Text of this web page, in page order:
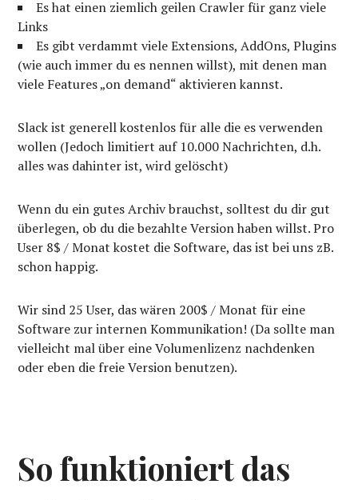
Es hat einen ziemlich geilen Crawler für ganz viele
Links
Es gibt verdammt viele Extensions, AddOns, Plugins
(wie auch immer du es nennen willst), mit denen man
viele Features „on demand“ aktivieren kannst.
Slack ist generell kostenlos für alle die es verwenden
wollen (Jedoch limitiert auf 10.000 Nachrichten, d.h.
alles was dahinter ist, wird gelöscht)
Wenn du ein gutes Archiv brauchst, solltest du dir gut
überlegen, ob du die bezahlte Version haben willst. Pro
User 8$ / Monat kostet die Software, das ist bei uns zB.
schon happig.
Wir sind 25 User, das wären 200$ / Monat für eine
Software zur internen Kommunikation! (Da sollte man
vielleicht mal über eine Volumenlizenz nachdenken
oder eben die freie Version benutzen).
So funktioniert das